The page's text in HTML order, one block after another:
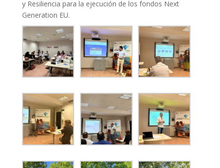
y Resiliencia para la ejecución de los fondos Next
Generation EU.